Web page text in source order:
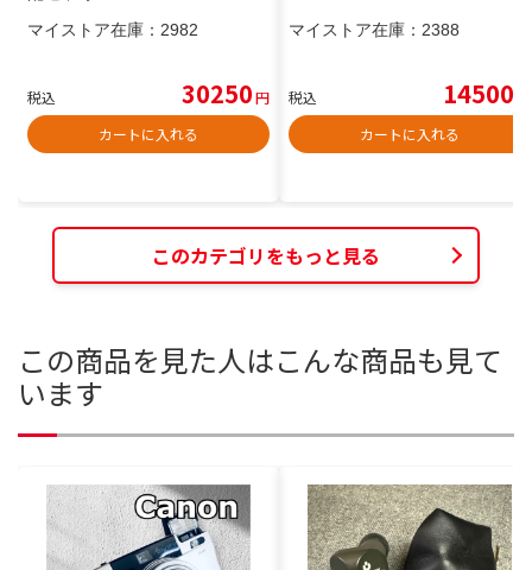
マイストア在庫： 2982
税込 30250円
カートに入れる
マイストア在庫： 2388
税込 14500
カートに入れる
このカテゴリをもっと見る
この商品を見た人はこんな商品も見て
います